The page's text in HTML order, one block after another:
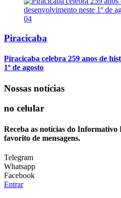
04
Piracicaba
Piracicaba celebra 259 anos de
1º de agosto
Nossas notícias
no celular
Receba as notícias do Informativo
favorito de mensagens.
Telegram
Whatsapp
Facebook
Entrar